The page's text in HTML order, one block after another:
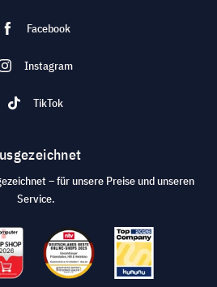
Facebook
Instagram
TikTok
– für unsere Preise und unseren
Service.